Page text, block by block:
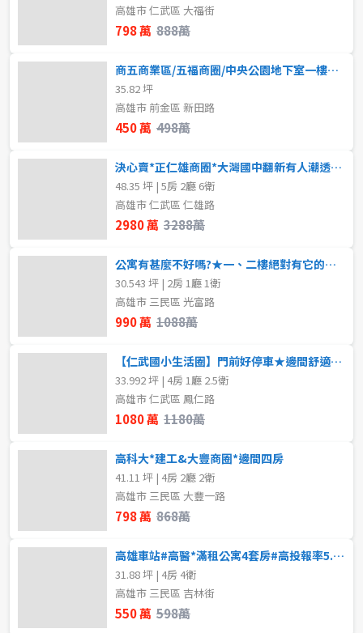
高雄市 仁武區 大福街
798 萬 888萬
商五商業區/五福商圈/中央公園地下室一樓店面
35.82 坪
高雄市 前金區 新田路
450 萬 498萬
決心賣*正仁雄商圈*大灣國中翻新有人潮透天店面
48.35 坪 | 5房 2廳 6衛
高雄市 仁武區 仁雄路
2980 萬 3288萬
公寓有甚麼不好嗎?★一、二樓絕對有它的價值所在
30.543 坪 | 2房 1廳 1衛
高雄市 三民區 光富路
990 萬 1088萬
【仁武國小生活圈】門前好停車★邊間舒適★屋況極佳
33.992 坪 | 4房 1廳 2.5衛
高雄市 仁武區 鳳仁路
1080 萬 1180萬
高科大*建工&大豐商圈*邊間四房
41.11 坪 | 4房 2廳 2衛
高雄市 三民區 大豐一路
798 萬 868萬
高雄車站#高醫*滿租公寓4套房#高投報率5.8%
31.88 坪 | 4房 4衛
高雄市 三民區 吉林街
550 萬 598萬